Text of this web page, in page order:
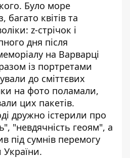
. Було море
багато квітів та
z-стрічок і
дня після
на Варварці
із портретами
до сміттєвих
на фото поламали,
цих пакетів.
дружно істерили про
"невдячність геоям", а
під сумнів перемогу
України.